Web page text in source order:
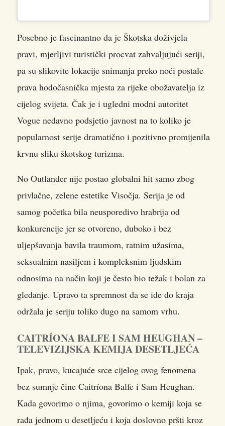
Posebno je fascinantno da je Škotska doživjela
pravi, mjerljivi turistički procvat zahvaljujući seriji,
pa su slikovite lokacije snimanja preko noći postale
prava hodočasnička mjesta za rijeke obožavatelja iz
cijelog svijeta. Čak je i ugledni modni autoritet
Vogue nedavno podsjetio javnost na to koliko je
popularnost serije dramatično i pozitivno promijenila
krvnu sliku škotskog turizma.
No Outlander nije postao globalni hit samo zbog
privlačne, zelene estetike Visočja. Serija je od
samog početka bila neusporedivo hrabrija od
konkurencije jer se otvoreno, duboko i bez
uljepšavanja bavila traumom, ratnim užasima,
seksualnim nasiljem i kompleksnim ljudskim
odnosima na način koji je često bio težak i bolan za
gledanje. Upravo ta spremnost da se ide do kraja
održala je seriju toliko dugo na samom vrhu.
CAITRÍONA BALFE I SAM HEUGHAN –
TELEVIZIJSKA KEMIJA DESETLJEĆA
Ipak, pravo, kucajuće srce cijelog ovog fenomena
bez sumnje čine Caitríona Balfe i Sam Heughan.
Kada govorimo o njima, govorimo o kemiji koja se
rađa jednom u desetljeću i koja doslovno pršti kroz